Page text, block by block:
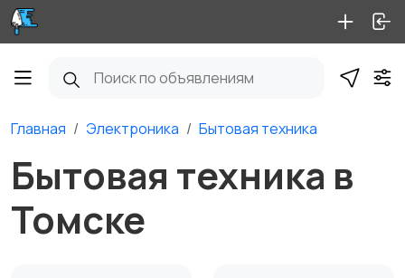
Главная Электроника Бытовая техника
Бытовая техника в
Томске